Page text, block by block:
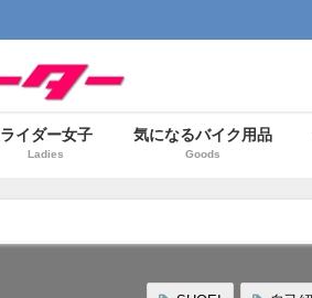
ライダー女子
Ladies
気になるバイク用品
Goods